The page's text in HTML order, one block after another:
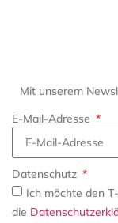
Mit unserem
E-Mail-Adresse
Datenschutz
Ich möchte den
die